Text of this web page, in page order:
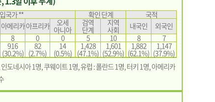
국가 ** 확인 단계
국적
아메리카아프리카 오세
아니아
검역
단계
지역
사회 내국인
외국인
8 0 0 5 10 8
7
916
(30.2%)
82
(2.7%)
14
(0.5%)
1,428
(47.1%)
1,601
(52.9%)
1,882
(62.1%)
1,147
(37.9%)
도네시아 1명, 쿠웨이트 1명, 유럽 : 폴란드 1명, 터키 1명, 아메리카